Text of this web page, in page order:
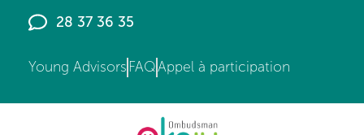
principal
28 37 36 35
Young Advisors FAQAppel à participation